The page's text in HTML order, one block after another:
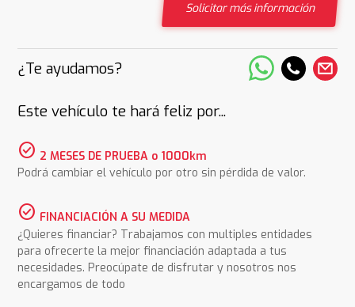
Solicitar más información
¿Te ayudamos?
Este vehículo te hará feliz por...
check_circle 2 MESES DE PRUEBA o 1000km
Podrá cambiar el vehículo por otro sin pérdida de valor.
check_circle FINANCIACIÓN A SU MEDIDA
¿Quieres financiar? Trabajamos con multiples entidades
para ofrecerte la mejor financiación adaptada a tus
necesidades. Preocúpate de disfrutar y nosotros nos
encargamos de todo